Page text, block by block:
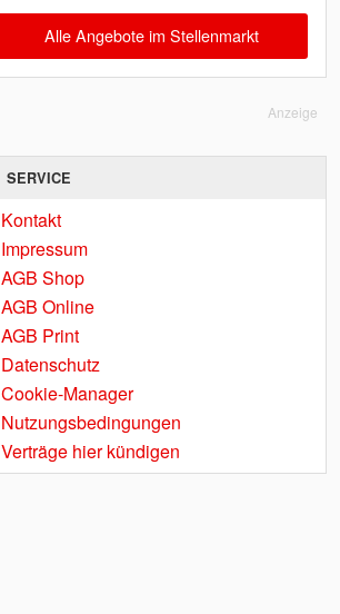
Alle Angebote im Stellenmarkt
Anzeige
SERVICE
Kontakt
Impressum
AGB Shop
AGB Online
AGB Print
Datenschutz
Cookie-Manager
Nutzungsbedingungen
Verträge hier kündigen